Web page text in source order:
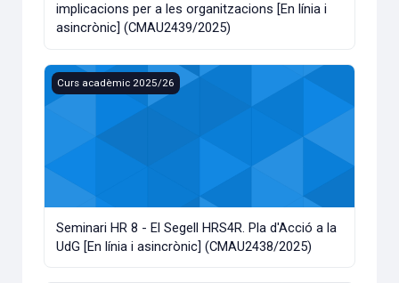
implicacions per a les organitzacions [En línia i
asincrònic] (CMAU2439/2025)
Seminari HR 8 - El Segell HRS4R. Pla d'Acció a la UdG [En
Curs acadèmic 2025/26
Seminari HR 8 - El Segell HRS4R. Pla d'Acció a la
UdG [En línia i asincrònic] (CMAU2438/2025)